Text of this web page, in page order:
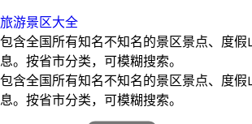
旅游景区大全
包含全国所有知名不知名的景区景点、度
息。按省市分类，可模糊搜索。
包含全国所有知名不知名的景区景点、度
息。按省市分类，可模糊搜索。